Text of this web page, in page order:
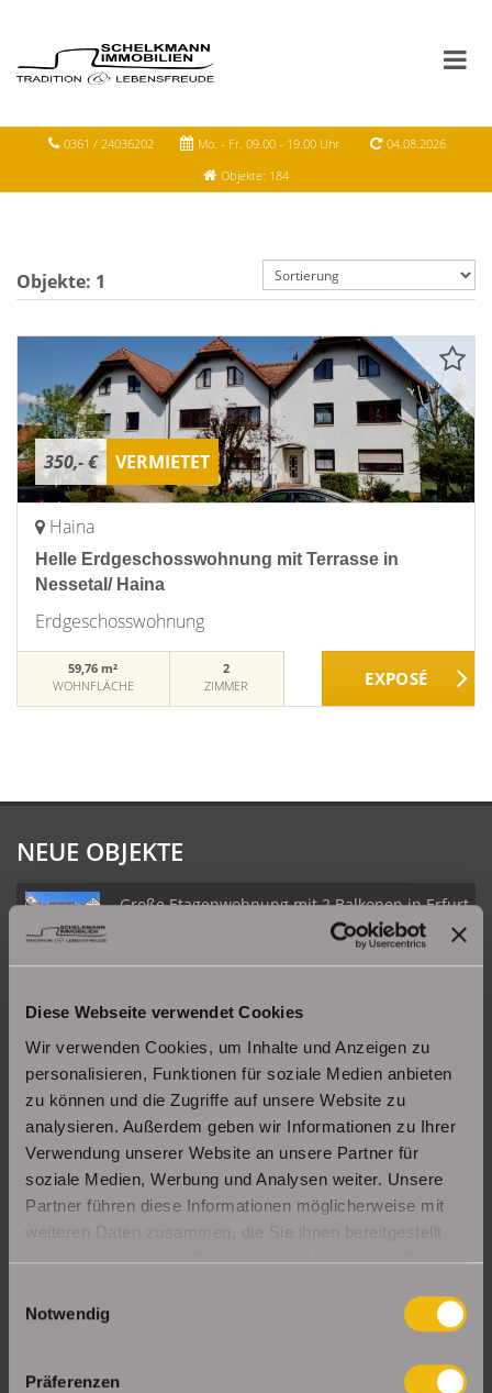
Diese Webseite verwendet Cookies
Wir verwenden Cookies, um Inhalte und Anzeigen zu
personalisieren, Funktionen für soziale Medien anbieten
zu können und die Zugriffe auf unsere Website zu
analysieren. Außerdem geben wir Informationen zu Ihrer
Verwendung unserer Website an unsere Partner für
soziale Medien, Werbung und Analysen weiter. Unsere
Partner führen diese Informationen möglicherweise mit
weiteren Daten zusammen, die Sie ihnen bereitgestellt
haben oder die sie im Rahmen Ihrer Nutzung der Dienste
Notwendig
Präferenzen
0361 / 24036202 Mo. - Fr. 09.00 - 19.00 Uhr
04.08.2026
Objekte: 184
Objekte: 1
350,- € VERMIETET
Haina
Helle Erdgeschosswohnung mit Terrasse in
Nessetal/ Haina
Erdgeschosswohnung
59,76 m²
WOHNFLÄCHE
2
ZIMMER
NEUE OBJEKTE
Große Etagenwohnung mit 2 Balkonen in Erfurt
Schöne Erdgeschosswohnung mit Balkon in
Erfurt Daberstedt
Moderne, bezugsbereite 1Raumwohnung mit
Einbauküche & Stellplatz
UNSERE PARTNER & AUSZEICHNUNGEN